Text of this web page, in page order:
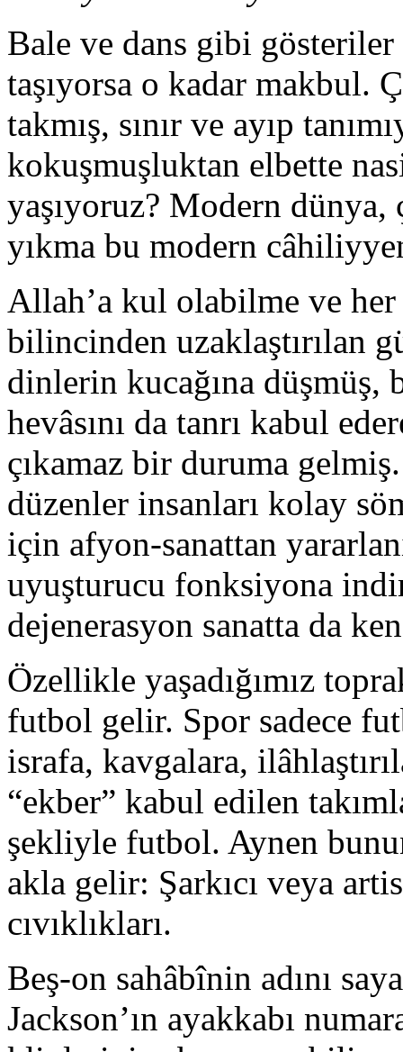
Bale ve dans gibi
taşıyorsa o kadar makbul.
takmış, sınır ve ayıp
kokuşmuşluktan elbette
yaşıyoruz? Modern dünya,
yıkma bu modern
Allah’a kul olabilme ve
bilincinden uzaklaştırılan
dinlerin kucağına düşmüş,
hevâsını da tanrı kabul
çıkamaz bir duruma
düzenler insanları kolay
için afyon-sanattan
uyuşturucu fonksiyona
dejenerasyon sanatta da
Özellikle yaşadığımız
futbol gelir. Spor sadece
israfa, kavgalara,
“ekber” kabul edilen
şekliyle futbol. Aynen
akla gelir: Şarkıcı veya
cıvıklıkları.
Beş-on sahâbînin adını
Jackson’ın ayakkabı